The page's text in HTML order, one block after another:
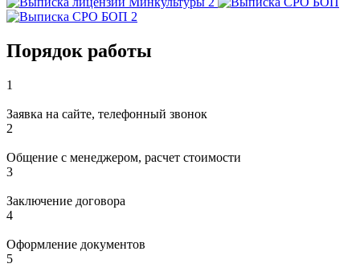
Порядок работы
1
Заявка на сайте, телефонный звонок
2
Общение с менеджером, расчет стоимости
3
Заключение договора
4
Оформление документов
5